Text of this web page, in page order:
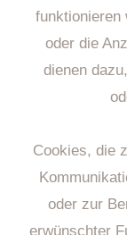
funktionieren
oder die
dienen
Cookies, die
oder zur
erwünschter